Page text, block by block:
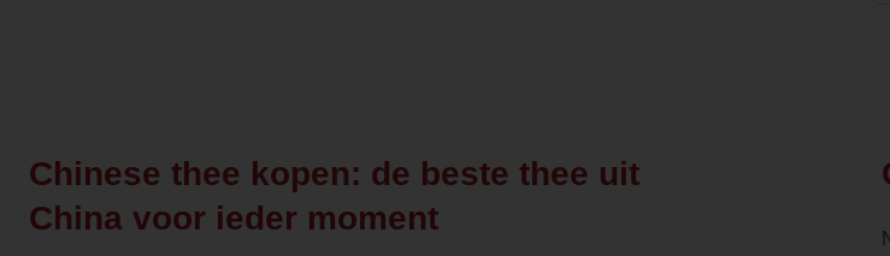
Chinese thee kopen: de beste thee uit
China voor ieder moment